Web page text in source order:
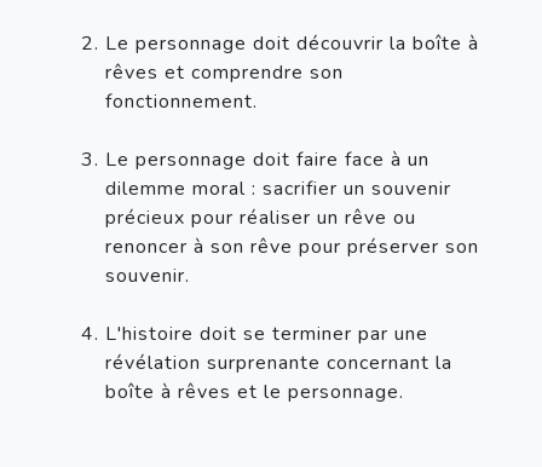
Le personnage doit découvrir la boîte à
rêves et comprendre son
fonctionnement.
Le personnage doit faire face à un
dilemme moral : sacrifier un souvenir
précieux pour réaliser un rêve ou
renoncer à son rêve pour préserver son
souvenir.
L'histoire doit se terminer par une
révélation surprenante concernant la
boîte à rêves et le personnage.